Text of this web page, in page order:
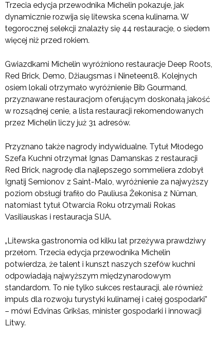
Trzecia edycja przewodnika Michelin pokazuje, jak
dynamicznie rozwija się litewska scena kulinarna. W
tegorocznej selekcji znalazły się 44 restauracje, o siedem
więcej niż przed rokiem.
Gwiazdkami Michelin wyróżniono restauracje Deep Roots,
Red Brick, Demo, Džiaugsmas i Nineteen18. Kolejnych
osiem lokali otrzymało wyróżnienie Bib Gourmand,
przyznawane restauracjom oferującym doskonałą jakość
w rozsądnej cenie, a lista restauracji rekomendowanych
przez Michelin liczy już 31 adresów.
Przyznano także nagrody indywidualne. Tytuł Młodego
Szefa Kuchni otrzymał Ignas Damanskas z restauracji
Red Brick, nagrodę dla najlepszego sommeliera zdobył
Ignatij Semionov z Saint-Malo, wyróżnienie za najwyższy
poziom obsługi trafiło do Pauliusa Žekonisa z Nüman,
natomiast tytuł Otwarcia Roku otrzymali Rokas
Vasiliauskas i restauracja SIJA.
„Litewska gastronomia od kilku lat przeżywa prawdziwy
przełom. Trzecia edycja przewodnika Michelin
potwierdza, że talent i kunszt naszych szefów kuchni
odpowiadają najwyższym międzynarodowym
standardom. To nie tylko sukces restauracji, ale również
impuls dla rozwoju turystyki kulinarnej i całej gospodarki”
– mówi Edvinas Grikšas, minister gospodarki i innowacji
Litwy.